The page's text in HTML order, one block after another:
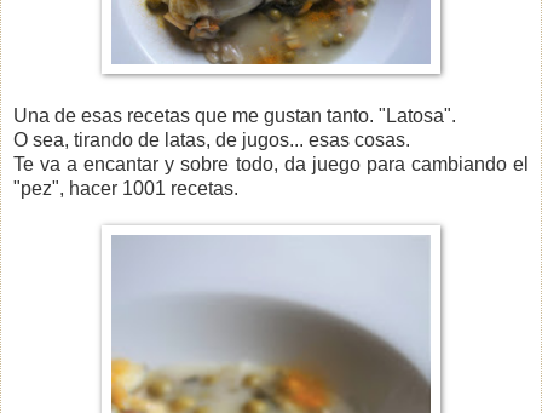
Una de esas recetas que me gustan tanto. "Latosa".
O sea, tirando de latas, de jugos... esas cosas.
Te va a encantar y sobre todo, da juego para cambiando el
"pez", hacer 1001 recetas.